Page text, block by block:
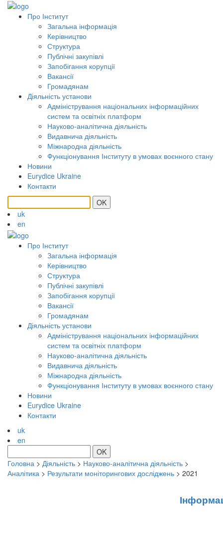
Про Інститут
Загальна інформація
Керівництво
Структура
Публічні закупівлі
Запобігання корупції
Вакансії
Громадянам
Діяльність установи
Адміністрування національних інформаційних
систем та освітніх платформ
Науково-аналітична діяльність
Видавнича діяльність
Міжнародна діяльність
Функціонування Інституту в умовах воєнного стану
Новини
Eurydice Ukraine
Контакти
OK
uk
en
Про Інститут
Загальна інформація
Керівництво
Структура
Публічні закупівлі
Запобігання корупції
Вакансії
Громадянам
Діяльність установи
Адміністрування національних інформаційних
систем та освітніх платформ
Науково-аналітична діяльність
Видавнича діяльність
Міжнародна діяльність
Функціонування Інституту в умовах воєнного стану
Новини
Eurydice Ukraine
Контакти
uk
en
OK
Головна > Діяльність > Науково-аналітична діяльність >
Аналітика > Результати моніторингових досліджень > 2021